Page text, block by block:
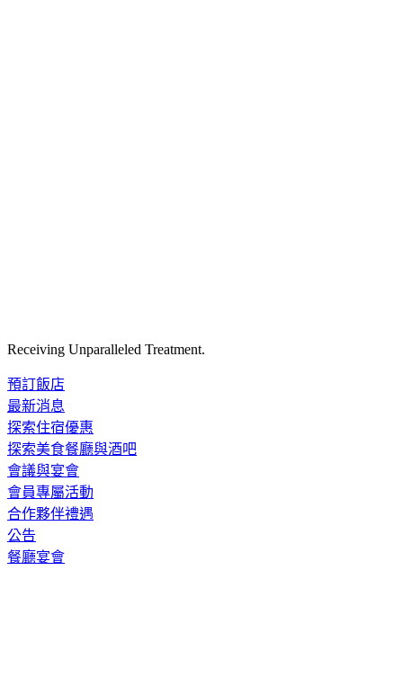
Receiving Unparalleled Treatment.
預訂飯店
最新消息
探索住宿優惠
探索美食餐廳與酒吧
會議與宴會
會員專屬活動
合作夥伴禮遇
公告
餐廳宴會